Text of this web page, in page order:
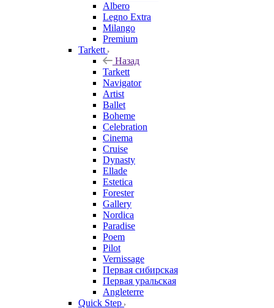
Albero
Legno Extra
Milango
Premium
Tarkett
Назад
Tarkett
Navigator
Artist
Ballet
Boheme
Celebration
Cinema
Cruise
Dynasty
Ellade
Estetica
Forester
Gallery
Nordica
Paradise
Poem
Pilot
Vernissage
Первая сибирская
Первая уральская
Angleterre
Quick Step